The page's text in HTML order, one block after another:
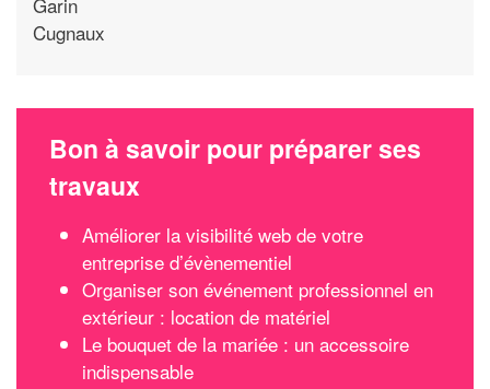
Cugnaux
Bon à savoir pour préparer ses
travaux
Améliorer la visibilité web de votre
entreprise d’évènementiel
Organiser son événement professionnel en
extérieur : location de matériel
Le bouquet de la mariée : un accessoire
indispensable